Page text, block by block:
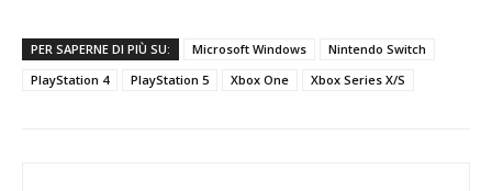
PER SAPERNE DI PIÙ SU: Microsoft Windows
Nintendo Switch
PlayStation 4
PlayStation 5 Xbox One Xbox Series X/S